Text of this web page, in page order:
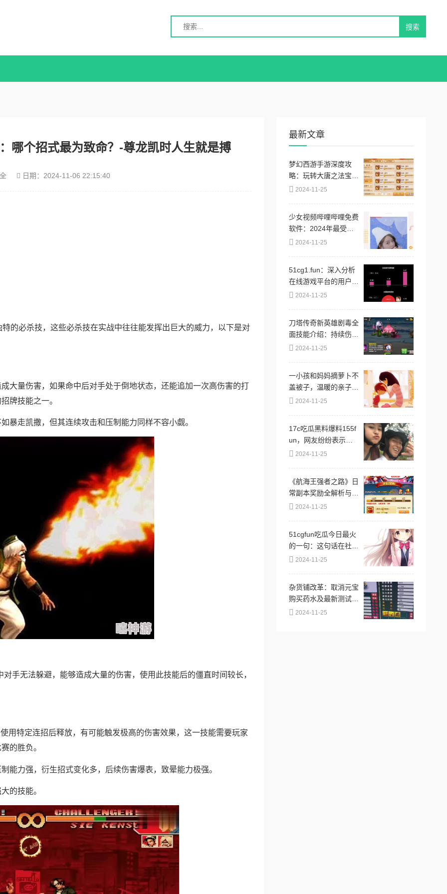
哪个招式最为致命？-尊龙凯时人生就是搏
日期： 2024-11-06 22:15:40
的必杀技，这些必杀技在实战中往往能发挥出巨大的威力，以下是对
大量伤害，如果命中后对手处于倒地状态，还能追加一次高伤害的打
牌技能之一。
暴走凯撒，但其连续攻击和压制能力同样不容小觑。
手无法躲避，能够造成大量的伤害，使用此技能后的僵直时间较长，
用特定连招后释放，有可能触发极高的伤害效果，这一技能需要玩家
的胜负。
能力强，衍生招式变化多，后续伤害爆表，致晕能力极强。
的技能。
最新文章
梦幻西游手游深度攻
略：玩转大唐之法宝篇
全解析与技巧详解
2024-11-25
少女视频哔哩哔哩免费
软件：2024年最受欢
迎的短视频创作与分享
2024-11-25
51cg1.fun：深入分析
在线游戏平台的用户体
验与市场趋势，探讨其
2024-11-25
刀塔传奇新英雄剧毒全
面技能介绍：持续伤害
与毒液控制详解
2024-11-25
一小孩和妈妈摘萝卜不
盖被子，温暖的亲子时
光让人感受到生活的乐
2024-11-25
17c吃瓜黑料爆料155f
un，网友纷纷表示对
事件的好奇与关注，认
2024-11-25
《航海王强者之路》日
常副本奖励全解析与高
效攻略指南
2024-11-25
51cgfun吃瓜今日最火
的一句：这句话在社交
媒体上引发热议，成为
味与共鸣
2024-11-25
杂货铺改革：取消元宝
购买药水及最新测试调
整内容详解
2024-11-25